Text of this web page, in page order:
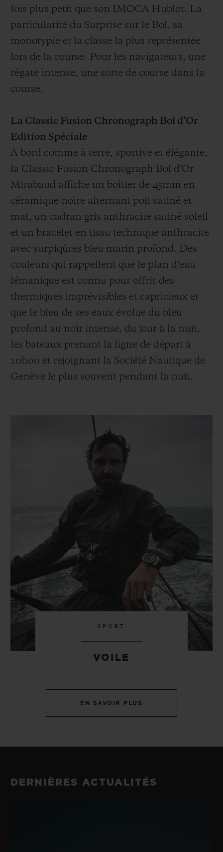
fois plus petit que son IMOCA Hublot. La
particularité du Surprise sur le Bol, sa
monotypie et la classe la plus représentée
lors de la course. Pour les navigateurs, une
régate intense, une sorte de course dans la
course.
La Classic Fusion Chronograph Bol d’Or
Edition Spéciale
A bord comme à terre, sportive et élégante,
la Classic Fusion Chronograph Bol d’Or
Mirabaud affiche un boîtier de 45mm en
céramique noire alternant poli satiné et
mat, un cadran gris anthracite satiné soleil
et un bracelet en tissu technique anthracite
avec surpiqûres bleu marin profond. Des
couleurs qui rappellent que le plan d’eau
lémanique est connu pour offrir des
thermiques imprévisibles et capricieux et
que le bleu de ses eaux évolue du bleu
profond au noir intense, du jour à la nuit,
les bateaux prenant la ligne de départ à
10h00 et rejoignant la Société Nautique de
Genève le plus souvent pendant la nuit.
SPORT
VOILE
EN SAVOIR PLUS
DERNIÈRES ACTUALITÉS